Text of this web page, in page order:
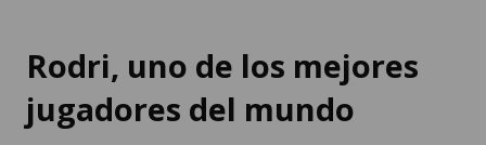
Rodri, uno de los mejores
jugadores del mundo